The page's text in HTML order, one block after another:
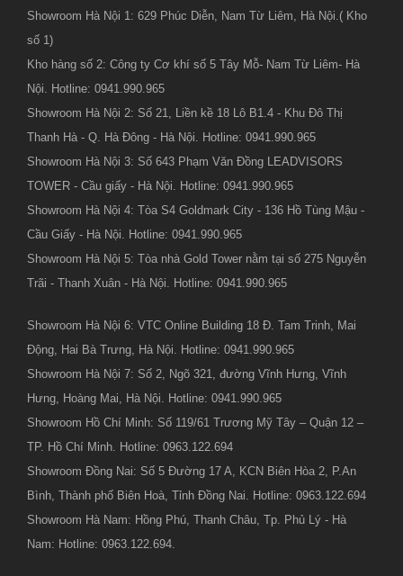
Showroom Hà Nội 1: 629 Phúc Diễn, Nam Từ Liêm, Hà Nội.( Kho
số 1)
Kho hàng số 2: Công ty Cơ khí số 5 Tây Mỗ- Nam Từ Liêm- Hà
Nội. Hotline: 0941.990.965
Showroom Hà Nội 2: Số 21, Liền kề 18 Lô B1.4 - Khu Đô Thị
Thanh Hà - Q. Hà Đông - Hà Nội. Hotline: 0941.990.965
Showroom Hà Nội 3: Số 643 Phạm Văn Đồng LEADVISORS
TOWER - Cầu giấy - Hà Nội. Hotline: 0941.990.965
Showroom Hà Nội 4: Tòa S4 Goldmark City - 136 Hồ Tùng Mậu -
Cầu Giấy - Hà Nội. Hotline: 0941.990.965
Showroom Hà Nội 5: Tòa nhà Gold Tower nằm tại số 275 Nguyễn
Trãi - Thanh Xuân - Hà Nội. Hotline: 0941.990.965
Showroom Hà Nội 6: VTC Online Building 18 Đ. Tam Trinh, Mai
Động, Hai Bà Trưng, Hà Nội. Hotline: 0941.990.965
Showroom Hà Nội 7: Số 2, Ngõ 321, đường Vĩnh Hưng, Vĩnh
Hưng, Hoàng Mai, Hà Nội. Hotline: 0941.990.965
Showroom Hồ Chí Minh: Số 119/61 Trương Mỹ Tây – Quận 12 –
TP. Hồ Chí Minh. Hotline: 0963.122.694
Showroom Đồng Nai: Số 5 Đường 17 A, KCN Biên Hòa 2, P.An
Bình, Thành phố Biên Hoà, Tỉnh Đồng Nai. Hotline: 0963.122.694
Showroom Hà Nam: Hồng Phú, Thanh Châu, Tp. Phủ Lý - Hà
Nam: Hotline: 0963.122.694.